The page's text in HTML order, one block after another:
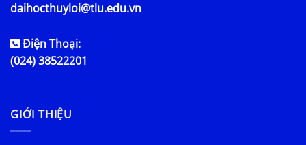
daihocthuyloi@tlu.edu.vn
Điện Thoại:
(024) 38522201
GIỚI THIỆU